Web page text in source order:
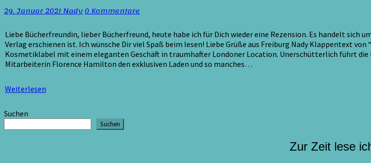
Vincenzi
Rezension
4
von
5
29. Januar 2021NadyKommentare
0 Kommentare
Liebe Bücherfreundin, lieber Bücherfreund, heute habe ich für Dich wieder eine Rezension. Es handelt sich
Verlag erschienen ist. Ich wünsche Dir viel Spaß beim lesen! Liebe Grüße aus Freiburg Nady Klappentext
Kosmetiklabel mit einem eleganten Geschäft in traumhafter Londoner Location. Unerschütterlich führt
Mitarbeiterin Florence Hamilton den exklusiven Laden und so manches…
Weiterlesen
Suchen
Suchen
Zur Zeit lese